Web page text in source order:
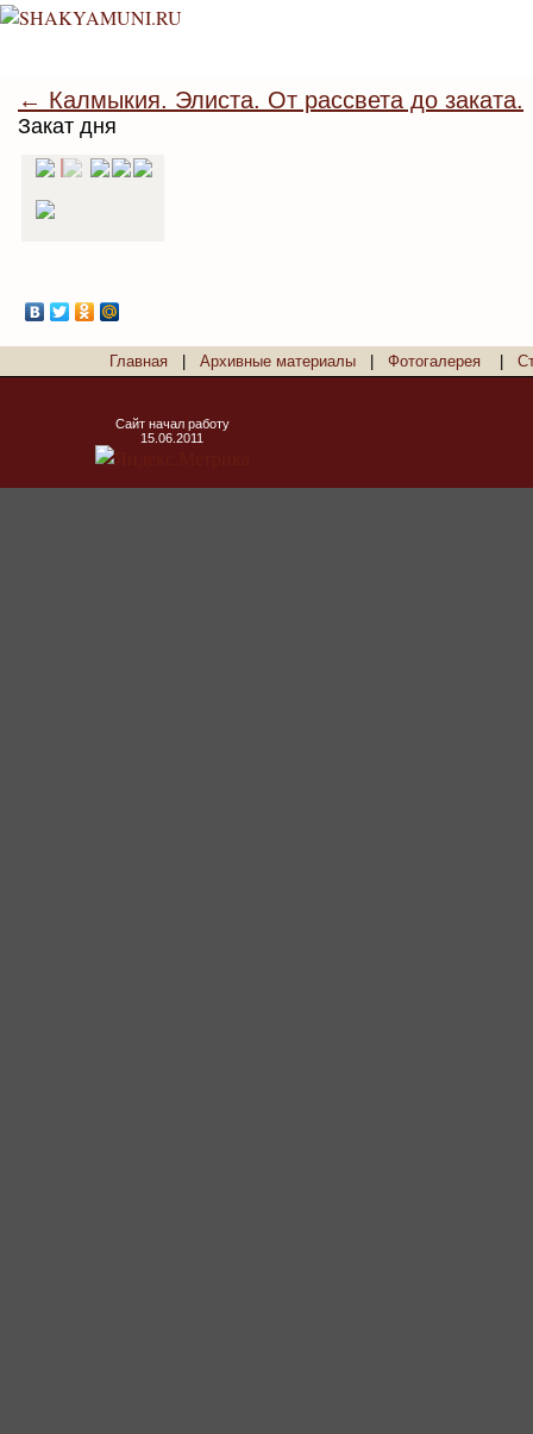
← Калмыкия. Элиста. От рассвета до заката.
Закат дня
Главная Архивные материалы Фотогалерея
Сайт начал работу
15.06.2011